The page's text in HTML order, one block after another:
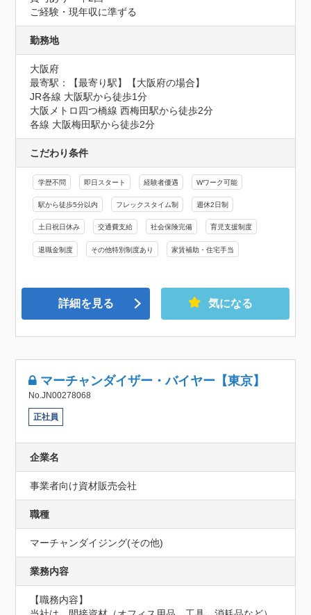
ご経験・現年収に準ずる
勤務地
大阪府
最寄駅：【最寄り駅】【大阪府の場合】
JR各線 大阪駅から徒歩1分
大阪メトロ四つ橋線 西梅田駅から徒歩2分
各線 大阪梅田駅から徒歩2分
こだわり条件
学歴不問 即日スタート 経験者優遇 Wワーク可能
駅から徒歩5分以内 フレックスタイム制 週休2日制
土日祝日休み 交通費支給 社会保険完備 育児支援制度
退職金制度 その他特別制度あり 家賃補助・住宅手当
詳細を見る 気になる
マーチャンダイザー・バイヤー【東京】
No.JN00278068
正社員
企業名
事業者向け資材販売会社
職種
マーチャンダイジング(その他)
業務内容
【職務内容】